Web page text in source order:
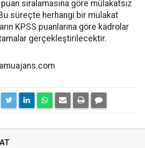
sıralamasına göre mülakatsız
süreçte herhangi bir mülakat
KPSS puanlarına göre kadrolar
gerçekleştirilecektir.